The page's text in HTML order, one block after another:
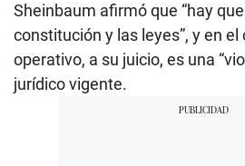
Sheinbaum afirmó que “hay
constitución y las leyes”, y en
operativo, a su juicio, es una
jurídico vigente.